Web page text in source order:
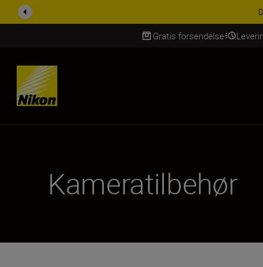
Gratis forsendelse
Skip Content
Kameratilbehør